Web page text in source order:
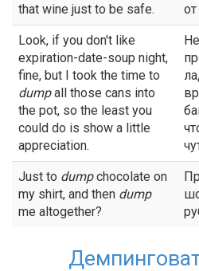
that wine just to be safe.
Look, if you don't like
expiration-date-soup night,
fine, but I took the time to
dumpall those cans into
the pot, so the least you
could do is show a little
appreciation.
Just to dumpchocolate on
my shirt, and then dump
me altogether?